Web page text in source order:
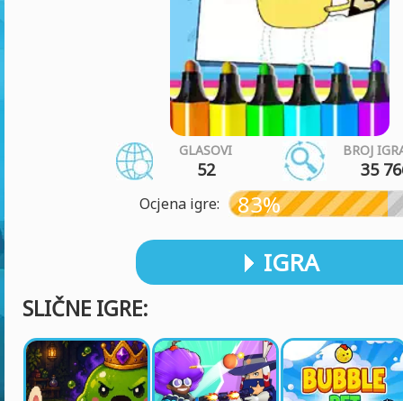
GLASOVI
52
BROJ
35
Ocjena igre: 83%
IGRA
SLIČNE IGRE: